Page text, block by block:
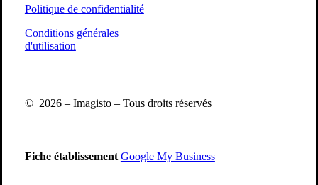
Politique de confidentialité
Conditions générales
d'utilisation
© 2026– Imagisto – Tous droits réservés
Fiche établissement Google My Business